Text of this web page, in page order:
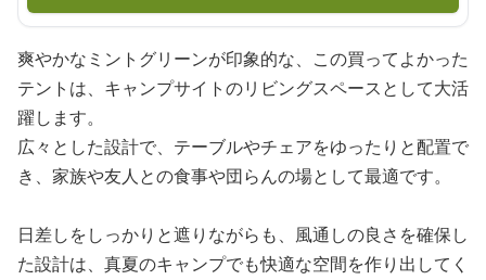
爽やかなミントグリーンが印象的な、この買ってよかった
テントは、キャンプサイトのリビングスペースとして大活
躍します。
広々とした設計で、テーブルやチェアをゆったりと配置で
き、家族や友人との食事や団らんの場として最適です。
日差しをしっかりと遮りながらも、風通しの良さを確保し
た設計は、真夏のキャンプでも快適な空間を作り出してく